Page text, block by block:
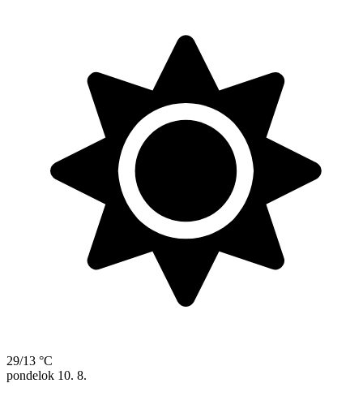
29/13 °C
pondelok 10. 8.